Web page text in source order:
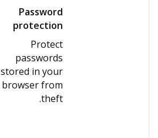
Password
protection
Protect
passwords
stored in your
browser from
theft.